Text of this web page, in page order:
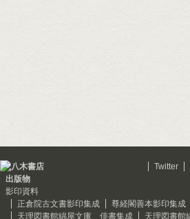
Twitter
出版物
影印資料
正倉院古文書影印集成
尊経閣善本影印集成
天理図書館綿屋文庫 俳書集成
天理図書